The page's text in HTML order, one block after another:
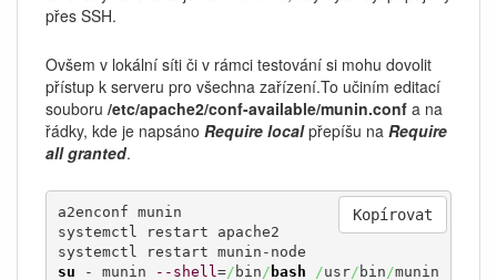
přes SSH.
Ovšem v lokální síti či v rámci testování si mohu dovolit
přístup k serveru pro všechna zařízení.To učiním editací
souboru /etc/apache2/conf-available/munin.conf a na
řádky, kde je napsáno Require localpřepíšu na Require
all granted.
a2enconf munin
systemctl restart apache2
su - munin --shell =/ bin / bash /usr/ bin /munin
Kopírovat